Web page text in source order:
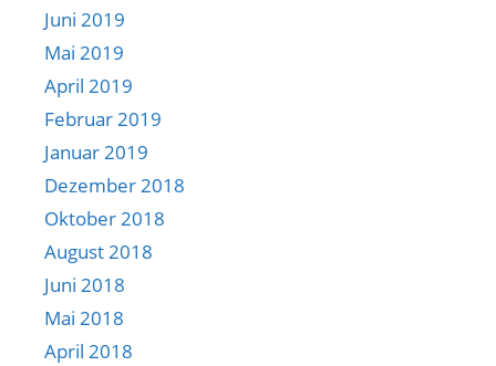
Juni 2019
Mai 2019
April 2019
Februar 2019
Januar 2019
Dezember 2018
Oktober 2018
August 2018
Juni 2018
Mai 2018
April 2018